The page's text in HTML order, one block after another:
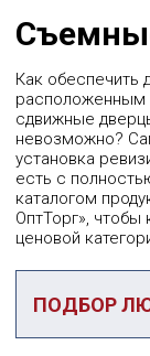
Как обеспечить
расположенным
сдвижные
невозможно?
установка
есть с
каталогом
ОптТорг»,
ценовой
ПОДБОР